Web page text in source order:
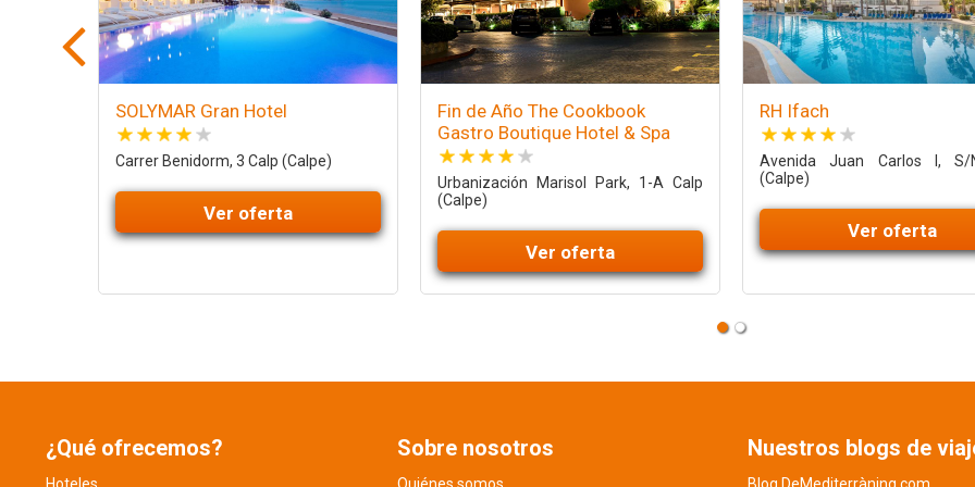
SOLYMAR Gran Hotel
Carrer Benidorm, 3 Calp (Calpe)
Ver oferta
Fin de Año The Cookbook
Gastro Boutique Hotel & Spa
Urbanización Marisol Park, 1-A Calp
(Calpe)
Ver oferta
RH Ifach
Avenida Juan Carlos I, S/
(Calpe)
Ver oferta
¿Qué ofrecemos? Sobre nosotros Nuestros blogs de